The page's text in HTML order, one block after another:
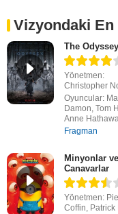
Vizyondaki
The Odyssey
Yönetmen:
Christopher
Oyuncular:
Damon, Tom
Anne
Fragman
Minyonlar ve
Canavarlar
Yönetmen:
Coffin, Patrick